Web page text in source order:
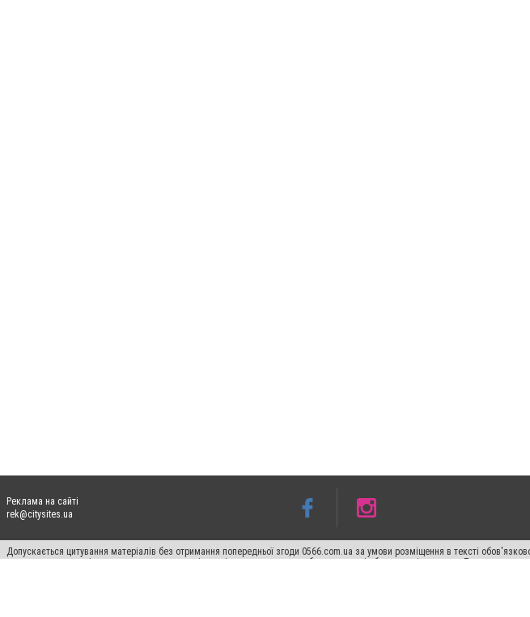
Реклама на сайті
rek@citysites.ua
Допускається цитування матеріалів без отримання попередньої згоди 0566.com.ua за умови розміщення в тексті
пошукових систем гіперпосилання на цитовані статті не нижче другого абзацу в тексті або в якості джерела. Порушення